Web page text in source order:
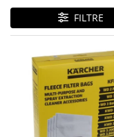
Curatenie si
Decoratiuni
Hobby-uri creative
Iluminat & Electrice
Jaluzele
Kit-uri automatizari
FILTRE